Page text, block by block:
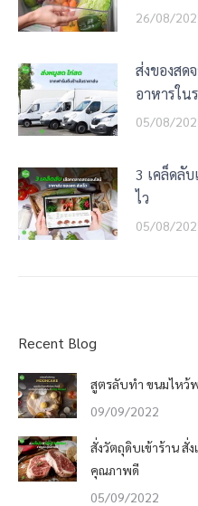
26/08/
ส่งของสด
อาหารใน
05/08/
3 เคล็ดลั
ไว
05/08/
Recent Blog
สูตรลับทำ ขนมไหว้พ
09/09/2022
สั่งวัตถุดิบเข้าร้าน สั่ง
คุณภาพดี
05/09/2022